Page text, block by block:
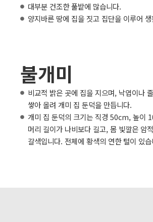
대부분 건조한 풀밭에 많습니다.
양지바른 땅에 집을 짓고 집단을 이루어
불개미
비교적 밝은 곳에 집을 지으며, 낙엽이나
쌓아 올려 개미 집 둔덕을 만듭니다.
개미 집 둔덕의 크기는 직경 50cm, 높이
머리 길이가 나비보다 길고, 몸 빛깔은 암
갈색입니다. 전체에 황색의 연한 털이 있